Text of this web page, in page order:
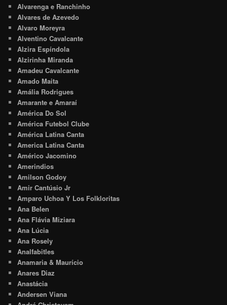
Alvarenga e Ranchinho
Alvares de Azevedo
Alvaro Moreyra
Alventino Cavalcante
Alzira Espíndola
Alzirinha Miranda
Amadeu Cavalcante
Amado Maita
Amália Rodrigues
Amarante e Amaraí
América Do Sol
América Futebol Clube
América Latina Canta
America Latina Canta
Américo Jacomino
Amerindios
Amilson Godoy
Amir Cantúsio Jr
Amparo Uchoa Y Los Folkloritas
Ana Belen
Ana Flávia Miziara
Ana Lúcia
Ana Rosely
Analfabitles
Anamaria & Maurício
Anares Diaz
Anastácia
Andersen Viana